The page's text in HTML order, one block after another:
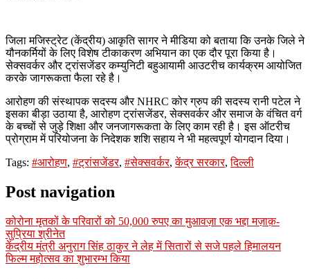
जिला मजिस्ट्रेट (केंद्रीय) आकृति सागर ने मीडिया को बताया कि उनके जिले ने
यौनकर्मियों के लिए विशेष टीकाकरण अभियान का एक दौर पूरा किया है।
सेक्सवर्कर और ट्रांसजेंडर कम्युनिटी बहुआयामी आउटरीच कार्यक्रम आयोजित
करके जागरूकता फैला रहे है।
आरोहण की संस्थापक सदस्य और NHRC कोर ग्रुप की सदस्य रानी पटेल ने
इसका बीड़ा उठाया है, आरोहण ट्रांसजेंडर, सेक्सवर्कर और समाज के वंचित वर्ग
के बच्चों से जुड़े शिक्षा और जनजागरूकता के लिए काम रही है। इस ऑटरीच
प्रोग्राम में परियोजना के निदेशक शशि सहाय ने भी महत्वपूर्ण योगदान दिया।
Tags: #आरोहण, #ट्रांसजेंडर, #सेक्सवर्कर,केंद्र सरकार,दिल्ली
Post navigation
कोरोना मृतकों के परिवारों को 50,000 रुपए का मुआवज़ा एक भद्दा मज़ाक़-
सुप्रिया श्रीनेत
केंद्रीय मंत्री अनुराग सिंह ठाकुर ने लेह में सितारों से सजे पहले हिमालयन
फिल्म महोत्सव का शुभारम्भ किया